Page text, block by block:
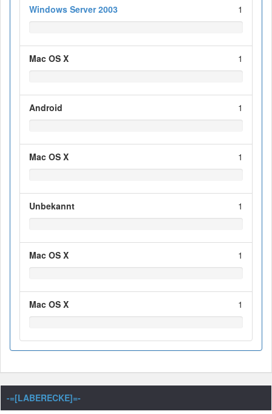
Windows Server 2003 1
Mac OS X 1
Android 1
Mac OS X 1
Unbekannt 1
Mac OS X 1
Mac OS X 1
-=[LABERECKE]=-